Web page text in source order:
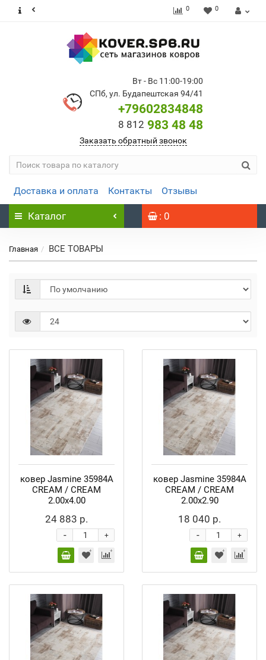
0 0
Вт - Вс 11:00-19:00
СПб, ул. Будапештская 94/41
+79602834848
8 812 983 48 48
Заказать обратный звонок
Доставка и оплата Контакты Отзывы
Каталог : 0
Главная ВСЕ ТОВАРЫ
ковер Jasmine 35984A
CREAM / CREAM
2.00x4.00
24 883 р.
+
-
ковер Jasmine 35984A
CREAM / CREAM
2.00x2.90
18 040 р.
+
-